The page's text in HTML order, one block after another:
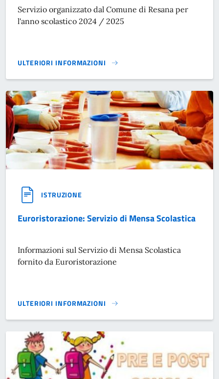
Servizio organizzato dal Comune di Resana per
l'anno scolastico 2024 / 2025
ULTERIORI INFORMAZIONI
SERVIZI INTEGRATIVI SCOLASTICI}
ISTRUZIONE
Euroristorazione: Servizio di Mensa Scolastica
Informazioni sul Servizio di Mensa Scolastica
fornito da Euroristorazione
ULTERIORI INFORMAZIONI
EURORISTORAZIONE: SERVIZIO DI MENSA SCOLASTICA}